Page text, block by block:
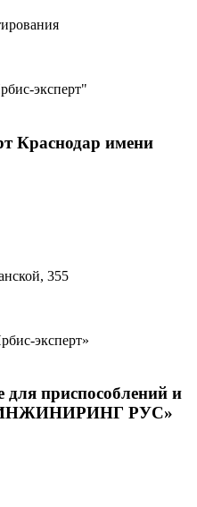
эксперт"
Краснодар имени
355
эксперт»
приспособлений и
РУС»